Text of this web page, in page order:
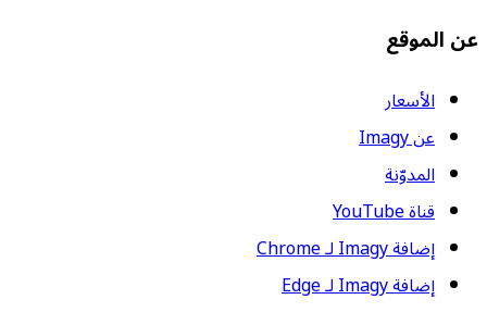
عن الموقع
الأسعار
عن Imagy
المدوّنة
قناة YouTube
إضافة Imagy لـ Chrome
إضافة Imagy لـ Edge